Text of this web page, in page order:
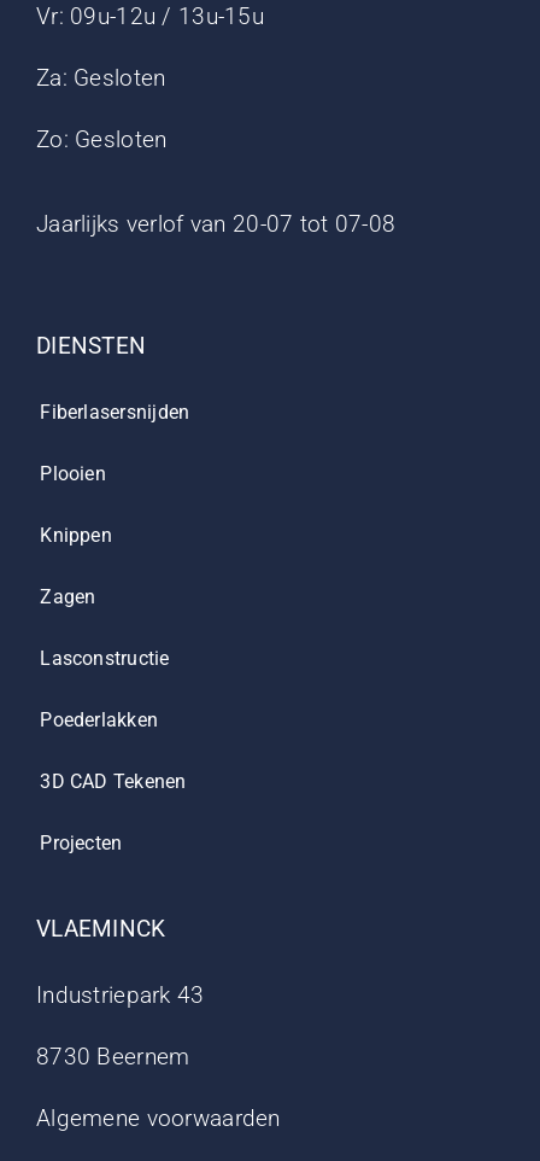
Vr: 09u-12u / 13u-15u
Za: Gesloten
Zo: Gesloten
Jaarlijks verlof van 20-07 tot 07-08
DIENSTEN
Fiberlasersnijden
Plooien
Knippen
Zagen
Lasconstructie
Poederlakken
3D CAD Tekenen
Projecten
VLAEMINCK
Industriepark 43
8730 Beernem
Algemene voorwaarden